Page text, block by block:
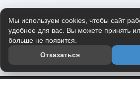
Мы используем cookies, чтобы сайт
удобнее для вас. Вы можете принять
больше не появится.
Отказаться